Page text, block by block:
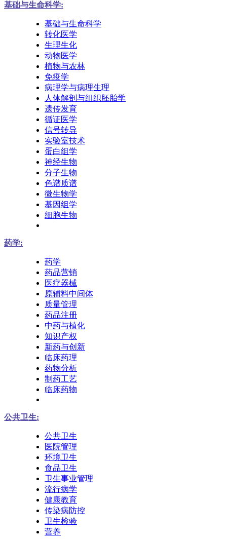
基础与生命科学:
基础与生命科学
转化医学
生理生化
动物医学
植物与农林
免疫学
病理学与病理生理
人体解剖与组织胚胎学
遗传发育
循证医学
信号转导
实验室技术
蛋白组学
神经生物
分子生物
色谱质谱
微生物学
基因组学
细胞生物
药学:
药学
药品营销
医疗器械
原辅料中间体
质量管理
药品注册
中药与植化
知识产权
新药与创新
临床药理
药物分析
制药工艺
临床药物
公共卫生:
公共卫生
医院管理
环境卫生
食品卫生
卫生事业管理
流行病学
健康教育
传染病防控
卫生检验
营养